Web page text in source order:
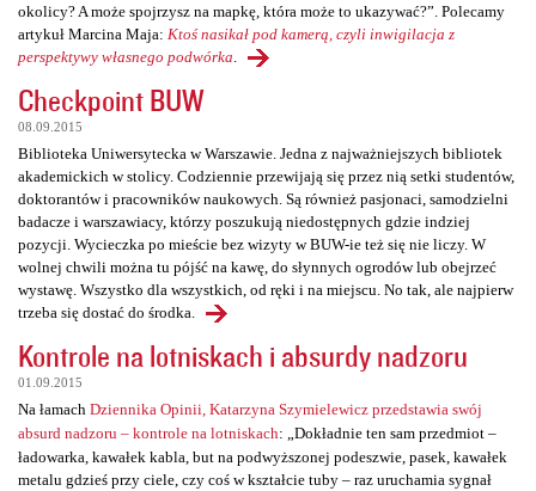
okolicy? A może spojrzysz na mapkę, która może to ukazywać?”. Polecamy
artykuł Marcina Maja: Ktoś nasikał pod kamerą, czyli inwigilacja z
perspektywy własnego podwórka
Checkpoint BUW
08.09.2015
Biblioteka Uniwersytecka w Warszawie. Jedna z najważniejszych bibliotek
akademickich w stolicy. Codziennie przewijają się przez nią setki studentów,
doktorantów i pracowników naukowych. Są również pasjonaci, samodzielni
badacze i warszawiacy, którzy poszukują niedostępnych gdzie indziej
pozycji. Wycieczka po mieście bez wizyty w BUW-ie też się nie liczy. W
wolnej chwili można tu pójść na kawę, do słynnych ogrodów lub obejrzeć
wystawę. Wszystko dla wszystkich, od ręki i na miejscu. No tak, ale najpierw
trzeba się dostać do środka.
Kontrole na lotniskach i absurdy nadzoru
01.09.2015
Na łamach Dziennika Opinii, Katarzyna Szymielewicz przedstawia swój
absurd nadzoru – kontrole na lotniskach: „Dokładnie ten sam przedmiot –
ładowarka, kawałek kabla, but na podwyższonej podeszwie, pasek, kawałek
metalu gdzieś przy ciele, czy coś w kształcie tuby – raz uruchamia sygnał